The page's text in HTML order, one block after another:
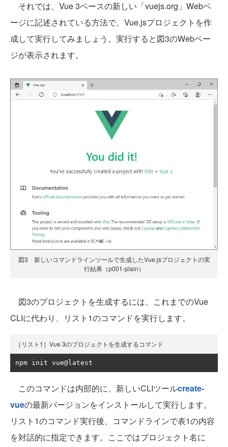
それでは、Vue 3ベースの新しい「vuejs.org」Webペ
ージに記述されている方法で、Vue.jsプロジェクトを作
成して実行してみましょう。実行すると図3のWebペー
ジが表示されます。
図3 新しいコマンドラインツールで生成したVue.jsプロジェクトの実
行結果（p001-plain）
図3のプロジェクトを生成するには、これまでのVue
CLIに代わり、リスト1のコマンドを実行します。
［リスト1］Vue 3のプロジェクトを生成するコマンド
npm init vue@latest
このコマンドは内部的に、新しいCLIツールcreate-
vueの最新バージョンをインストールして実行します。
リスト1のコマンド実行後、コマンドラインで表1の内容
を対話的に指定できます。ここではプロジェクト名に